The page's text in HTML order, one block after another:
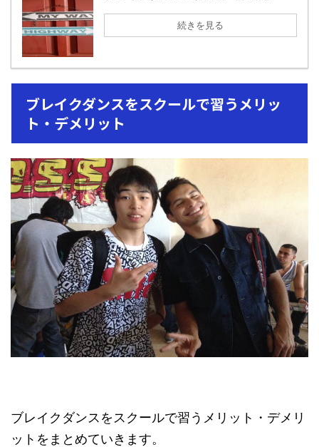
続きを見る
ブレイクダンスをスクールで習うメリッ
ト・デメリット
ブレイクダンスをスクールで習うメリット・デメリ
ットをまとめていきます。